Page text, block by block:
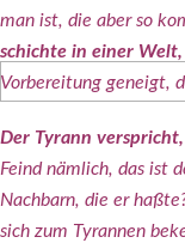
man ist, die aber so
schich­te in einer
Vor­be­rei­tung geneigt,
Der Tyrann
Feind näm­lich, das ist
Nach­barn, die er
sich zum Tyran­nen